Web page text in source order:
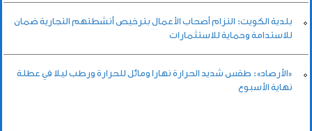
بلدية الكويت: التزام أصحاب الأعمال بترخيص أنشطتهم التجارية ضمان
للاستدامة وحماية للاستثمارات
«الأرصاد»: طقس شديد الحرارة نهارا ومائل للحرارة ورطب ليلا في عطلة
نهاية الأسبوع